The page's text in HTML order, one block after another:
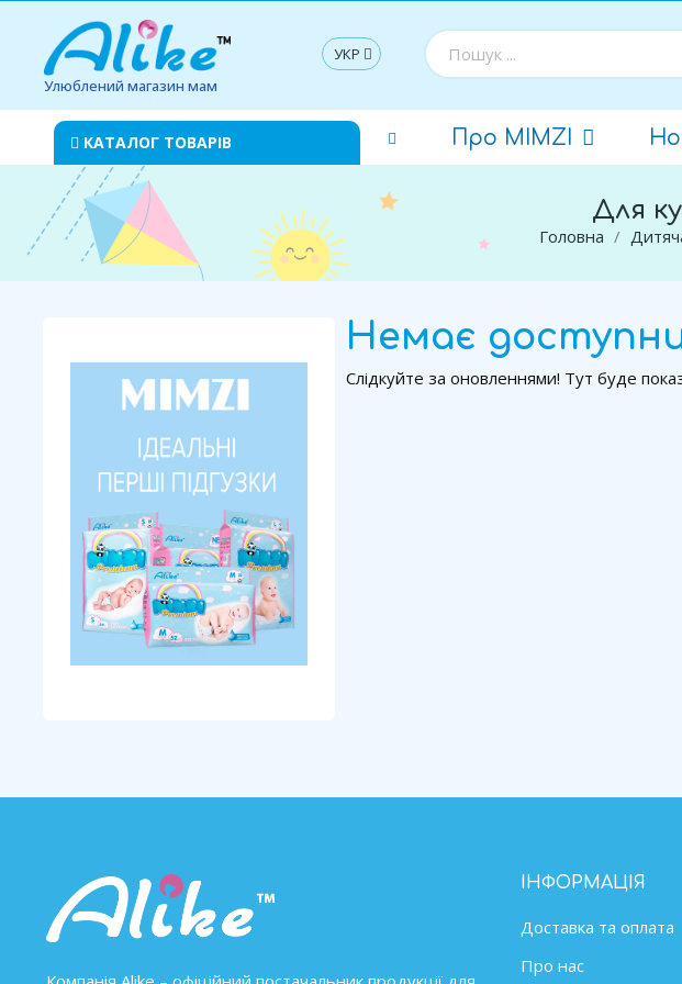
Улюблений магазин мам
УКР
КАТАЛОГ ТОВАРІВ Про MIMZI
Для
Головна
Немає
Слідкуйте за оновленнями! Тут буде
ІНФОРМАЦІЯ
Доставка та оплата
Про нас